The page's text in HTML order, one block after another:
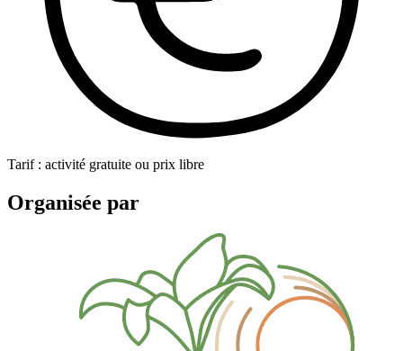
Tarif : activité gratuite ou prix libre
Organisée par